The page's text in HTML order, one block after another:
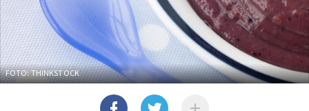
FOTO: THINKSTOCK